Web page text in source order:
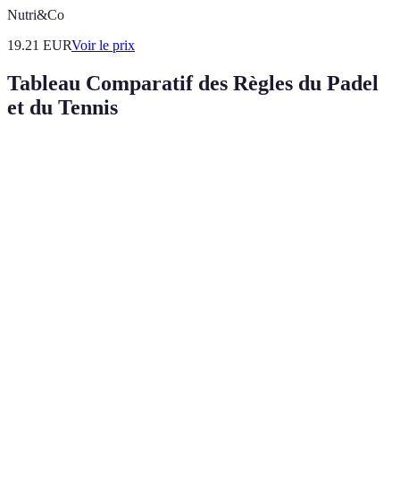
Nutri&Co
19.21 EURVoir le prix
Tableau Comparatif des Règles du Padel
et du Tennis